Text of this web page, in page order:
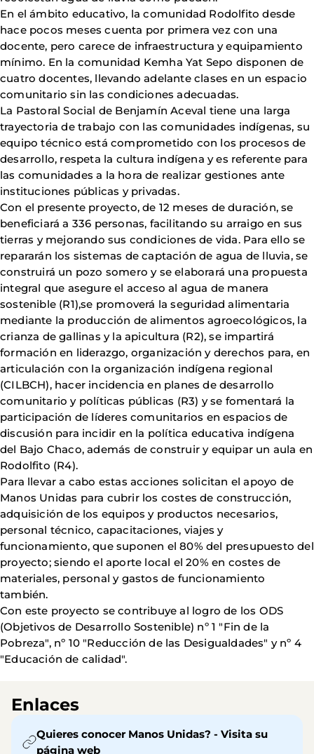
En el ámbito educativo, la comunidad Rodolfito desde
hace pocos meses cuenta por primera vez con una
docente, pero carece de infraestructura y equipamiento
mínimo. En la comunidad Kemha Yat Sepo disponen de
cuatro docentes, llevando adelante clases en un espacio
comunitario sin las condiciones adecuadas.
La Pastoral Social de Benjamín Aceval tiene una larga
trayectoria de trabajo con las comunidades indígenas, su
equipo técnico está comprometido con los procesos de
desarrollo, respeta la cultura indígena y es referente para
las comunidades a la hora de realizar gestiones ante
instituciones públicas y privadas.
Con el presente proyecto, de 12 meses de duración, se
beneficiará a 336 personas, facilitando su arraigo en sus
tierras y mejorando sus condiciones de vida. Para ello se
repararán los sistemas de captación de agua de lluvia, se
construirá un pozo somero y se elaborará una propuesta
integral que asegure el acceso al agua de manera
sostenible (R1),se promoverá la seguridad alimentaria
mediante la producción de alimentos agroecológicos, la
crianza de gallinas y la apicultura (R2), se impartirá
formación en liderazgo, organización y derechos para, en
articulación con la organización indígena regional
(CILBCH), hacer incidencia en planes de desarrollo
comunitario y políticas públicas (R3) y se fomentará la
participación de líderes comunitarios en espacios de
discusión para incidir en la política educativa indígena
del Bajo Chaco, además de construir y equipar un aula en
Rodolfito (R4).
Para llevar a cabo estas acciones solicitan el apoyo de
Manos Unidas para cubrir los costes de construcción,
adquisición de los equipos y productos necesarios,
personal técnico, capacitaciones, viajes y
funcionamiento, que suponen el 80% del presupuesto del
proyecto; siendo el aporte local el 20% en costes de
materiales, personal y gastos de funcionamiento
también.
Con este proyecto se contribuye al logro de los ODS
(Objetivos de Desarrollo Sostenible) nº 1 "Fin de la
Pobreza", nº 10 "Reducción de las Desigualdades" y nº 4
"Educación de calidad".
Enlaces
Quieres conocer Manos Unidas? - Visita su
página web